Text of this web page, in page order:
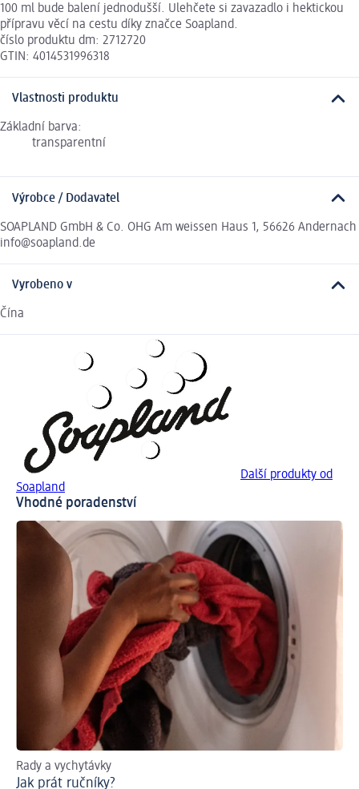
100 ml bude balení jednodušší. Ulehčete si zavazadlo i hektickou
přípravu věcí na cestu díky značce Soapland.
číslo produktu dm: 2712720
GTIN: 4014531996318
Vlastnosti produktu
Základní barva:
transparentní
Výrobce / Dodavatel
SOAPLAND GmbH & Co. OHG Am weissen Haus 1, 56626 Andernach
info@soapland.de
Vyrobeno v
Čína
Další produkty od
Soapland
Vhodné poradenství
Rady a vychytávky
Jak prát ručníky?